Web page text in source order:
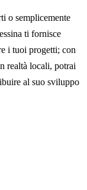
o semplicemente
ti fornisce
i tuoi progetti; con
realtà locali, potrai
al suo sviluppo